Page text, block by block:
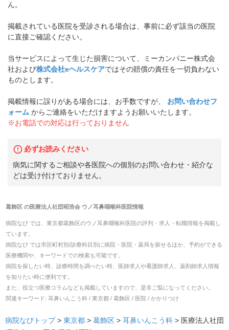
ん。
掲載されている医院を受診される場合は、事前に必ず該当の医院
に直接ご確認ください。
当サービスによって生じた損害について、ミーカンパニー株式会
社および株式会社eヘルスケアではその賠償の責任を一切負わない
ものとします。
掲載情報に誤りがある場合には、お手数ですが、
お問い合わせフ
ォーム からご連絡をいただけますようお願いいたします。
※お電話での対応は行っておりません
必ずお読みください
病気に関するご相談や各医院への個別のお問い合わせ・紹介な
どは受け付けておりません。
葛飾区の医療法人社団昭浩会 ウノ耳鼻咽喉科医院情報
病院なび では、 東京都葛飾区のウノ耳鼻咽喉科医院の評判・求人・転職情報を掲載し
ています。
病院なび では市区町村別/診療科目別に病院・医院・薬局を探せるほか、予約ができる
医療機関や、キーワードでの検索も可能です。
病院を探したい時、診療時間を調べたい時、医師求人や看護師求人、薬剤師求人情報
を知りたい時に便利です。
また、役立つ医療コラムなども掲載していますので、是非ご覧になってください。
関連キーワード: 耳鼻いんこう科 / 東京都 / 葛飾区 / 医院 / かかりつけ
病院なびトップ > 東京都 > 葛飾区 > 耳鼻いんこう科 > 医療法人社団